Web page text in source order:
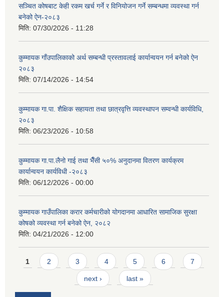
सञ्चित कोषबाट केही रकम खर्च गर्ने र विनियोजन गर्ने सम्बन्धमा व्यवस्था गर्न
बनेको ऐन-२०८३
मिति: 07/30/2026 - 11:28
कुम्मायक गाँउपालिकाको अर्थ सम्बन्धी प्रस्तावलाई कार्यान्वयन गर्न बनेको ऐन
२०८३
मिति: 07/14/2026 - 14:54
कुम्मायक गा.पा. शैक्षिक सहायता तथा छात्रवृत्ति व्यवस्थापन सम्वन्धी कार्यविधि,
२०८३
मिति: 06/23/2026 - 10:58
कुम्मायक गा.पा.लैनो गाई तथा भैँसी ५०% अनुदानमा वितरण कार्यक्रम
कार्यान्वयन कार्यविधी -२०८३
मिति: 06/12/2026 - 00:00
कुम्मायक गाउँपालिका करार कर्मचारीको योगदानमा आधारित सामाजिक सुरक्षा
कोषको व्यवस्था गर्न बनेको ऐन, २०८२
मिति: 04/21/2026 - 12:00
Pages
1 2 3 4 5 6 7
next › last »